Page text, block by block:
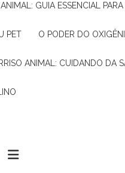
ANIMAL: GUIA ESSENCIAL
PET O PODER DO
ANIMAL: CUIDANDO DA